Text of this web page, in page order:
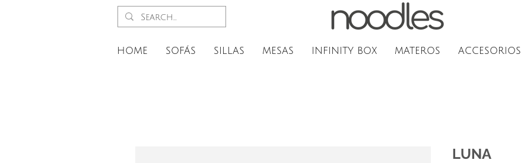
HOME SOFÁS SILLAS MESAS INFINITY BOX MATEROS ACCESORIOS
LUNA